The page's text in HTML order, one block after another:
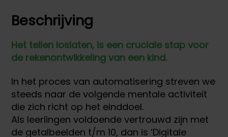
Beschrijving
Het tellen loslaten, is een cruciale stap voor
de rekenontwikkeling van een kind.
In het proces van automatisering streven we
steeds naar de volgende mentale activiteit
die zich richt op het einddoel.
Als leerlingen voldoende vertrouwd zijn met
de getalbeelden t/m 10, dan is ‘Digitale